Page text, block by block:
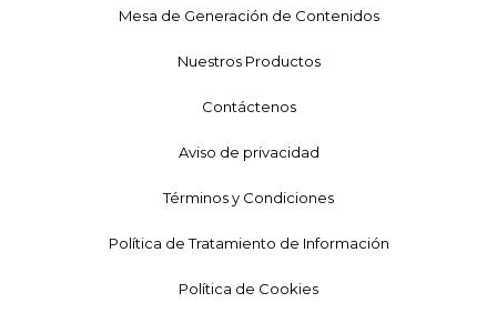
Mesa de Generación de Contenidos
Nuestros Productos
Contáctenos
Aviso de privacidad
Términos y Condiciones
Política de Tratamiento de Información
Política de Cookies